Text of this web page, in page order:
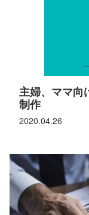
2020.04.26
主婦、ママ向
制作